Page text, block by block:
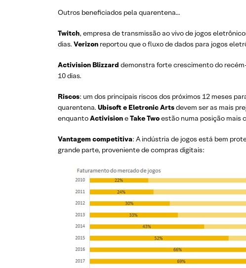
Outros beneficiados pela quarentena…
Twitch, empresa de transmissão ao vivode jogos
dias. Verizon reportou que o fluxo de dados para jogos
Activision Blizzard demonstra forte crescimento do
10 dias.
Riscos: um dos principais riscos dos próximos 12 meses
quarentena. Ubisoft e Eletronic Artsdevem ser as mais
enquantoActivisioneTakeTwoestão numa posição mais
Vantagem competitiva: A indústria de jogos está bem
grande parte, proveniente de compras digitais: